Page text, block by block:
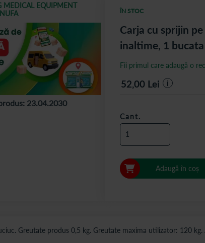
MEDICAL EQUIPMENT
23.04.2030
Greutate produs 0,5 kg. Greutate maxima utilizator: 120 kg.
Carja cu sprijin
inaltime, 1 bucata
ÎN STOC
Fii primul care adaugă o
52,00Lei i
Cant.
Adaugă în coș